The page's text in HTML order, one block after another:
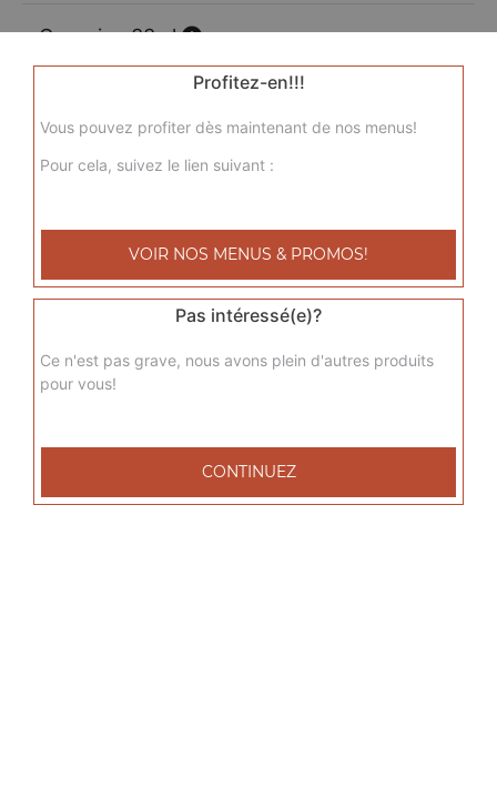
Orangina 33 cl
1.50€
Perrier 33 cl
1.50€
Eau minérale 50 cl
Profitez-en!!!
Vous pouvez profiter dès maintenant de nos menus!
Pour cela, suivez le lien suivant :
VOIR NOS MENUS & PROMOS!
Pas intéressé(e)?
Ce n'est pas grave, nous avons plein d'autres produits
pour vous!
CONTINUEZ